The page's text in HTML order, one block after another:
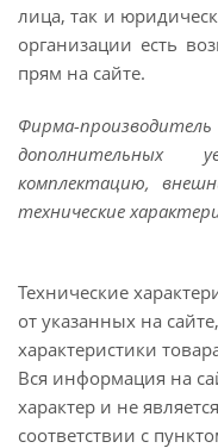
лица, так и
организации есть
прям на сайте.
Фирма-
дополнительных
комплектацию,
технические
Технические
от указанных на
характеристики
Вся информация на
характер и не
соответствии с